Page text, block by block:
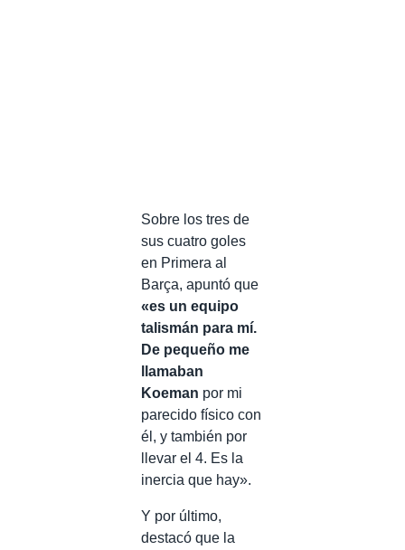
Sobre los tres de
sus cuatro goles
en Primera al
Barça, apuntó que
«es un equipo
talismán para mí.
De pequeño me
llamaban
Koeman por mi
parecido físico con
él, y también por
llevar el 4. Es la
inercia que hay».
Y por último,
destacó que la